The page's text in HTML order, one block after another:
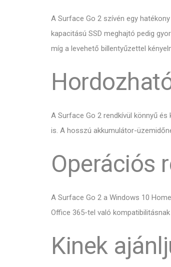
A Surface Go 2 szívén egy
kapacitású SSD meghajtó pedig
míg a levehető billentyűzettel
A Surface Go 2 rendkívül könnyű
is. A hosszú akkumulátor-
Operációs
A Surface Go 2 a Windows 10
Office 365-tel való
Kinek